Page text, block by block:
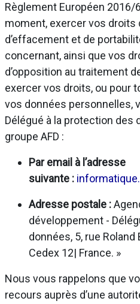
Règlement Européen 2016/
moment, exercer vos droits
d’effacement et de
concernant, ainsi que vos
d’opposition au traitement
exercer vos droits, ou pour
vos données personnelles,
Délégué à la protection des
groupe AFD :
Par email à l’adresse
suivante :
Adresse postale :
développement -
données, 5, rue
Cedex 12| France. »
Nous vous rappelons que
recours auprès d’une